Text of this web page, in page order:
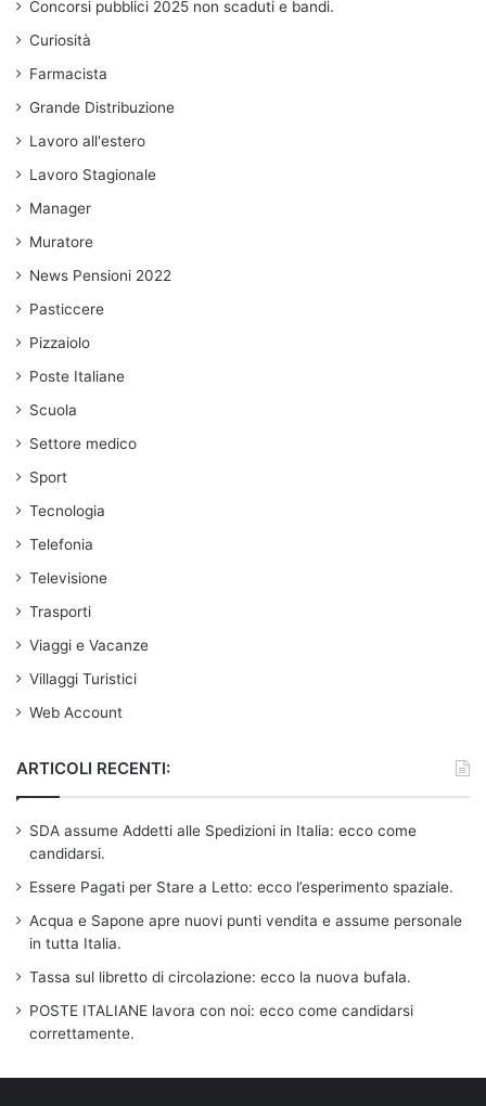
Concorsi pubblici 2025 non scaduti e bandi.
Curiosità
Farmacista
Grande Distribuzione
Lavoro all'estero
Lavoro Stagionale
Manager
Muratore
News Pensioni 2022
Pasticcere
Pizzaiolo
Poste Italiane
Scuola
Settore medico
Sport
Tecnologia
Telefonia
Televisione
Trasporti
Viaggi e Vacanze
Villaggi Turistici
Web Account
ARTICOLI RECENTI:
SDA assume Addetti alle Spedizioni in Italia: ecco come
candidarsi.
Essere Pagati per Stare a Letto: ecco l’esperimento spaziale.
Acqua e Sapone apre nuovi punti vendita e assume personale
in tutta Italia.
Tassa sul libretto di circolazione: ecco la nuova bufala.
POSTE ITALIANE lavora con noi: ecco come candidarsi
correttamente.